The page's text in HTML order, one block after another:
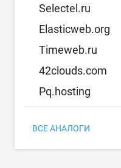
Selectel.ru
Elasticweb.org
Timeweb.ru
42clouds.com
Pq.hosting
ВСЕ АНАЛОГИ